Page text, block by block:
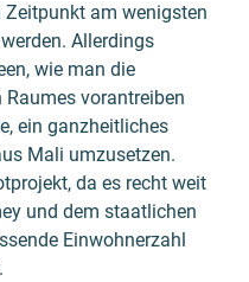
Zeitpunkt am wenigsten
Allerdings
wie man die
vorantreiben
ein ganzheitliches
Mali umzusetzen.
da es recht weit
und dem staatlichen
Einwohnerzahl